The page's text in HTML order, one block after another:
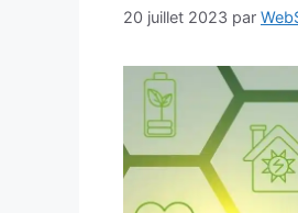
20 juillet 2023 par